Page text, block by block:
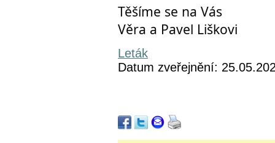
Těšíme se na Vás
Věra a Pavel Liškovi
Leták
Datum zveřejnění: